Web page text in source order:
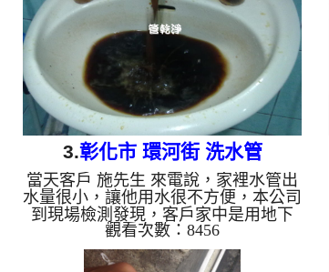
3.彰化市 環河街 洗水管
當天客戶 施先生 來電說，家裡水管出
水量很小，讓他用水很不方便，本公司
到現場檢測發現，客戶家中是用地下
水，地下水造成管路堵塞，讓水無法經
過正常流出，本公司架設 管路清洗機
，開始 清洗水管 ，黑色的髒水一直從
觀看次數：8456